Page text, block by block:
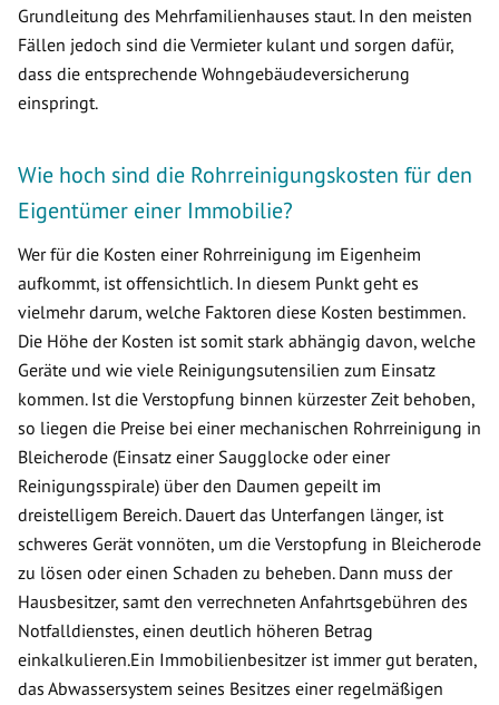
Grundleitung des Mehrfamilienhauses staut. In den meisten
Fällen jedoch sind die Vermieter kulant und sorgen dafür,
dass die entsprechende Wohngebäudeversicherung
einspringt.
Wie hoch sind die Rohrreinigungskosten für den
Eigentümer einer Immobilie?
Wer für die Kosten einer Rohrreinigung im Eigenheim
aufkommt, ist offensichtlich. In diesem Punkt geht es
vielmehr darum, welche Faktoren diese Kosten bestimmen.
Die Höhe der Kosten ist somit stark abhängig davon, welche
Geräte und wie viele Reinigungsutensilien zum Einsatz
kommen. Ist die Verstopfung binnen kürzester Zeit behoben,
so liegen die Preise bei einer mechanischen Rohrreinigung in
Bleicherode (Einsatz einer Saugglocke oder einer
Reinigungsspirale) über den Daumen gepeilt im
dreistelligem Bereich. Dauert das Unterfangen länger, ist
schweres Gerät vonnöten, um die Verstopfung in Bleicherode
zu lösen oder einen Schaden zu beheben. Dann muss der
Hausbesitzer, samt den verrechneten Anfahrtsgebühren des
Notfalldienstes, einen deutlich höheren Betrag
einkalkulieren.Ein Immobilienbesitzer ist immer gut beraten,
das Abwassersystem seines Besitzes einer regelmäßigen